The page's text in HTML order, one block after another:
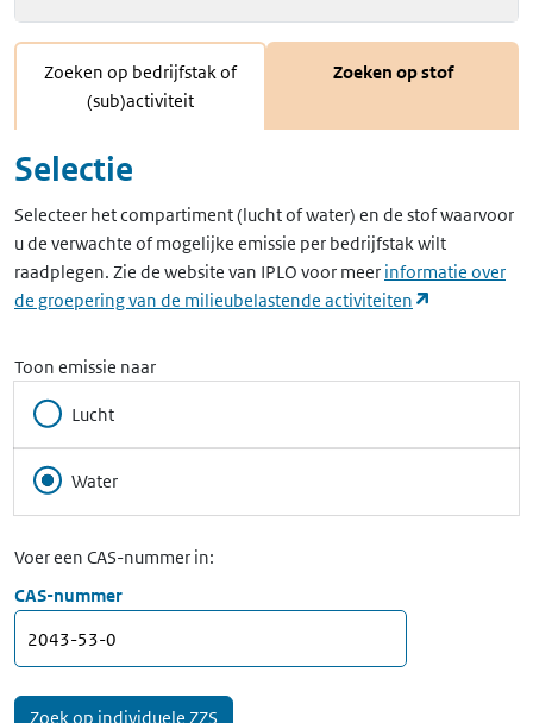
Zoeken op bedrijfstak of
(sub)activiteit
Zoeken op stof
Selectie
Selecteer het compartiment (lucht of water) en de stof waarvoor
u de verwachte of mogelijke emissie per bedrijfstak wilt
raadplegen. Zie de website van IPLO voor meer informatie over
de groepering van de milieubelastende activiteiten
Toon emissie naar
Lucht
Water
Voer een CAS-nummer in:
CAS-nummer